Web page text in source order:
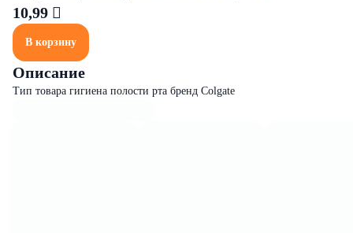
10,99 
В корзину
Описание
Тип товара гигиена полости рта бренд Colgate